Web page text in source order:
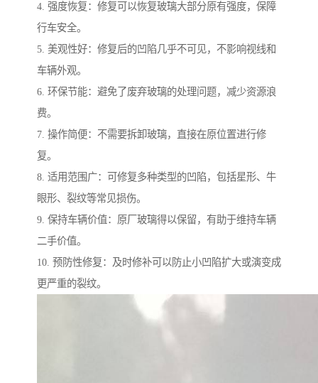
4. 强度恢复：修复可以恢复玻璃大部分原有强度，保障
行车安全。
5. 美观性好：修复后的凹陷几乎不可见，不影响视线和
车辆外观。
6. 环保节能：避免了废弃玻璃的处理问题，减少资源浪
费。
7. 操作简便：不需要拆卸玻璃，直接在原位置进行修
复。
8. 适用范围广：可修复多种类型的凹陷，包括星形、牛
眼形、裂纹等常见损伤。
9. 保持车辆价值：原厂玻璃得以保留，有助于维持车辆
二手价值。
10. 预防性修复：及时修补可以防止小凹陷扩大或演变成
更严重的裂纹。